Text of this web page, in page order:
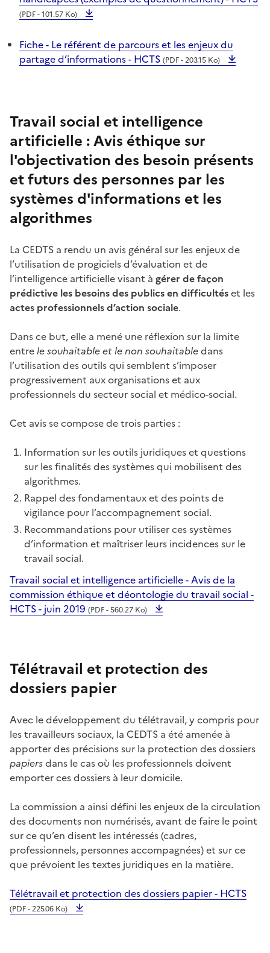
(PDF - 101.57 Ko)
Fiche - Le référent de parcours et les enjeux du
partage d’informations - HCTS (PDF - 203.15 Ko)
Travail social et intelligence
artificielle : Avis éthique sur
l'objectivation des besoin présents
et futurs des personnes par les
systèmes d'informations et les
algorithmes
La CEDTS a rendu un avis général sur les enjeux de
l’utilisation de progiciels d’évaluation et de
l’intelligence artificielle visant à gérer de façon
prédictive les besoins des publics en difficultéset les
actes professionnels d’action sociale.
Dans ce but, elle a mené une réflexion sur la limite
entrele souhaitable et le non souhaitabledans
l’utilisation des outils qui semblent s’imposer
progressivement aux organisations et aux
professionnels du secteur social et médico-social.
Cet avis se compose de trois parties :
Information sur les outils juridiques et questions
sur les finalités des systèmes qui mobilisent des
algorithmes.
Rappel des fondamentaux et des points de
vigilance pour l’accompagnement social.
Recommandations pour utiliser ces systèmes
d’information et maîtriser leurs incidences sur le
travail social.
Travail social et intelligence artificielle - Avis de la
commission éthique et déontologie du travail social -
HCTS - juin 2019 (PDF - 560.27 Ko)
Télétravail et protection des
dossiers papier
Avec le développement du télétravail, y compris pour
les travailleurs sociaux, la CEDTS a été amenée à
apporter des précisions sur la protection des dossiers
papiersdans le cas où les professionnels doivent
emporter ces dossiers à leur domicile.
La commission a ainsi défini les enjeux de la circulation
des documents non numérisés, avant de faire le point
sur ce qu’en disent les intéressés (cadres,
professionnels, personnes accompagnées) et sur ce
que prévoient les textes juridiques en la matière.
Télétravail et protection des dossiers papier - HCTS
(PDF - 225.06 Ko)